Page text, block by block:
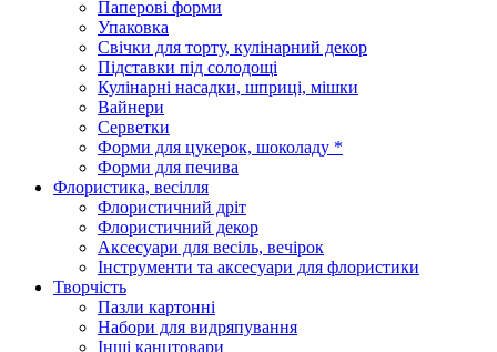
Паперові форми
Упаковка
Свічки для торту, кулінарний декор
Підставки під солодощі
Кулінарні насадки, шприці, мішки
Вайнери
Серветки
Форми для цукерок, шоколаду *
Форми для печива
Флористика, весілля
Флористичний дріт
Флористичний декор
Аксесуари для весіль, вечірок
Інструменти та аксесуари для флористики
Творчість
Пазли картонні
Набори для видряпування
Інші канцтовари